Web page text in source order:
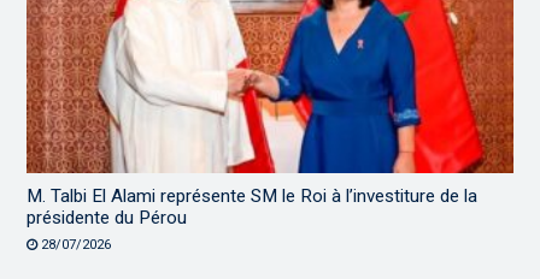
M. Talbi El Alami représente SM le Roi à l’investiture de la
présidente du Pérou
28/07/2026